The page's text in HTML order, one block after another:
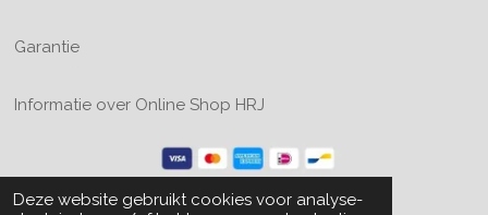
Deze website gebruikt cookies voor analyse-
Garantie
Informatie over Online Shop HRJ
© 2024 Online Shop HRJ